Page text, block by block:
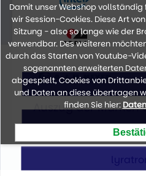
Auszug der Marken
Damit unser Webshop
wir Session-Cookies. Diese Art
Sitzung - also so lange wie der
verwendbar. Des weiteren
durch das Starten von Youtube-
sogenannten erweiterten
abgespielt, Cookies von
und Daten an diese übertragen
finden Sie hier: